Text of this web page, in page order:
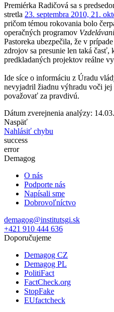
Premiérka Radičová sa s
stretla 23. septembra 2010, 21.
pričom témou rokovania bolo
operačných programov
Pastoreka ubezpečila, že v
zdrojov sa presunie len taká časť,
predkladaných projektov reálne
Ide síce o informáciu z Úradu
nevyjadril žiadnu výhradu voči jej
považovať za pravdivú.
Dátum zverejnenia analýzy:
Naspäť
Nahlásiť chybu
success
error
Demagog
O nás
Podporte nás
Napísali sme
Dobrovoľníctvo
demagog@institutsgi.sk
+421 910 444 636
Doporučujeme
Demagog CZ
Demagog PL
PolitiFact
FactCheck.org
StopFake
EUfactcheck